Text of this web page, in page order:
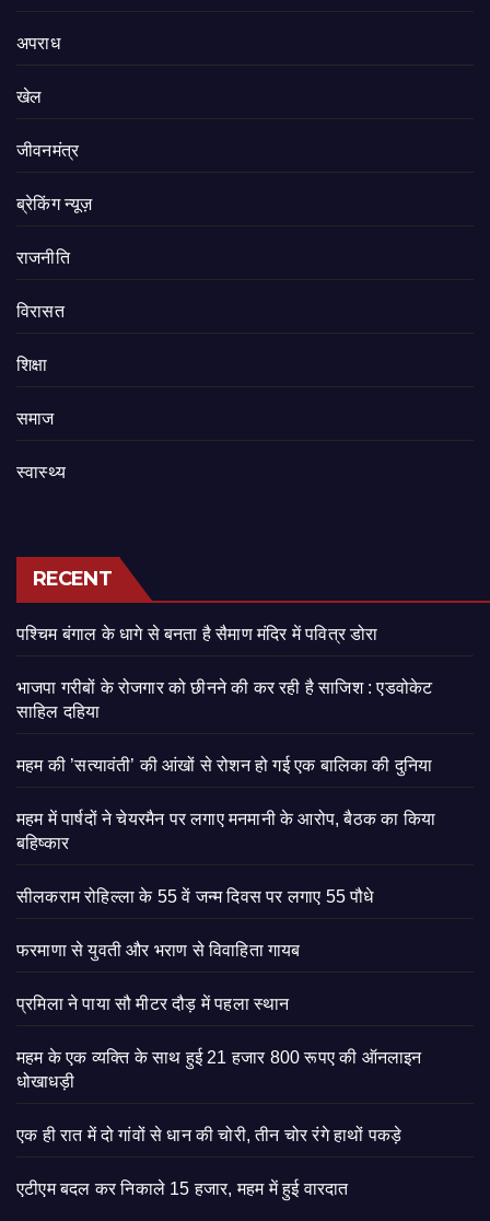
अपराध
खेल
जीवनमंत्र
ब्रेकिंग न्यूज़
राजनीति
‍‍विरासत
शिक्षा
समाज
स्वास्थ्य
RECENT
पश्चिम बंगाल के धागे से बनता है सैमाण मंदिर में पवित्र डोरा
भाजपा गरीबों के रोजगार को छीनने की कर रही है साजिश : एडवोकेट
साहिल दहिया
महम की ’सत्यावंती’ की आंखों से रोशन हो गई एक बालिका की दुनिया
महम में पार्षदों ने चेयरमैन पर लगाए मनमानी के आरोप, बैठक का किया
बहिष्कार
सीलकराम रोहिल्ला के 55 वें जन्म दिवस पर लगाए 55 पौधे
फरमाणा से युवती और भराण से विवाहिता गायब
प्रमिला ने पाया सौ मीटर दौड़ में पहला स्थान
महम के एक व्यक्ति के साथ हुई 21 हजार 800 रूपए की ऑनलाइन
धोखाधड़ी
एक ही रात में दो गांवों से धान की चोरी, तीन चोर रंगे हाथों पकड़े
एटीएम बदल कर निकाले 15 हजार, महम में हुई वारदात